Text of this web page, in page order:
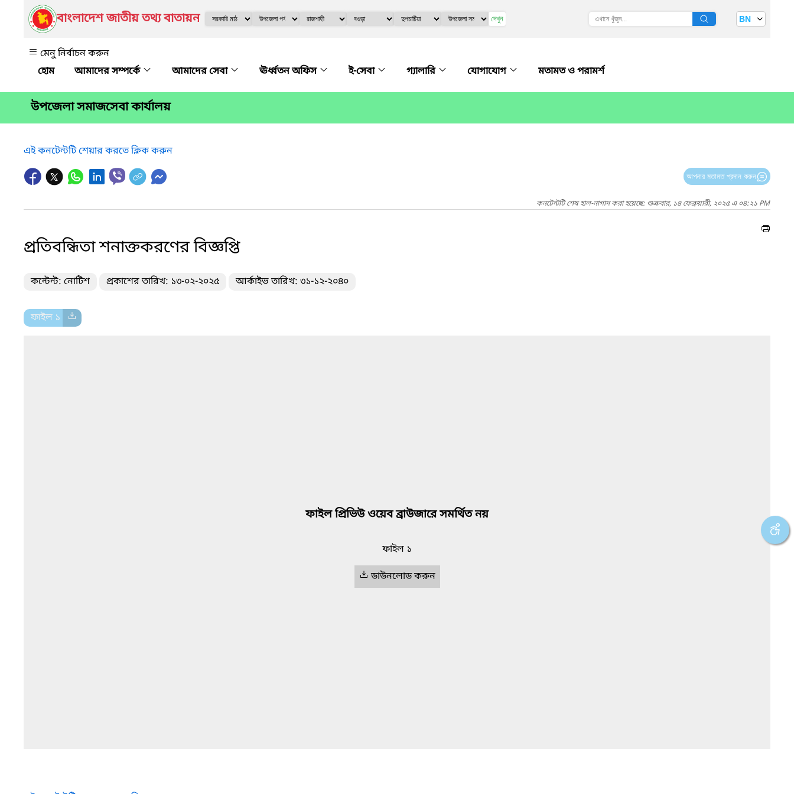
বাংলাদেশ জাতীয় তথ্য বাতায়ন দেখুন BN
মেনু নির্বাচন করুন
আমাদের সম্পর্কে
আমাদের সেবা ঊর্ধ্বতন অফিস ই-সেবা গ্যালারি যোগাযোগ মতামত ও পরামর্শ
উপজেলা সমাজসেবা কার্যালয়
এই কনটেন্টটি শেয়ার করতে ক্লিক করুন
আপনার মতামত প্রদান করুন
কনটেন্টটি শেষ হাল-নাগাদ করা হয়েছে: শুক্রবার, ১৪ ফেব্রুয়ারী, ২০২৫ এ ০৪:২১ PM
প্রতিবন্ধিতা শনাক্তকরণের বিজ্ঞপ্তি
কন্টেন্ট: নোটিশ প্রকাশের তারিখ: ১৩-০২-২০২৫ আর্কাইভ তারিখ: ৩১-১২-২০৪০
ফাইল ১
ফাইল প্রিভিউ ওয়েব ব্রাউজারে সমর্থিত নয়
ফাইল ১
ডাউনলোড করুন